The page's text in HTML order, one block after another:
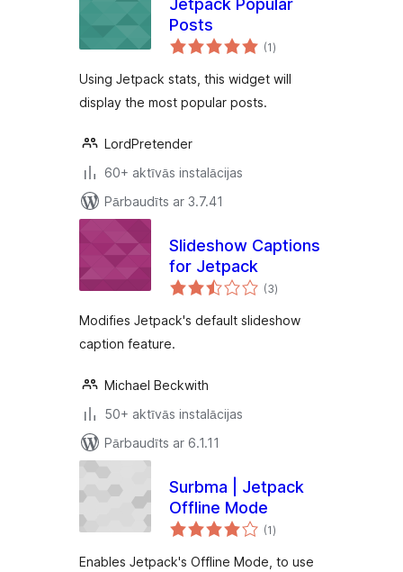
Jetpack Popular
Posts
(1vērtējumu
kopsumma
)
Using Jetpack stats, this widget will
display the most popular posts.
LordPretender
60+ aktīvās instalācijas
Pārbaudīts ar 3.7.41
Slideshow Captions
for Jetpack
(3vērtējumu
kopsumma
)
Modifies Jetpack's default slideshow
caption feature.
Michael Beckwith
50+ aktīvās instalācijas
Pārbaudīts ar 6.1.11
Surbma | Jetpack
Offline Mode
(1vērtējumu
kopsumma
)
Enables Jetpack's Offline Mode, to use